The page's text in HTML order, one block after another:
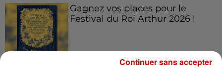
Gagnez vos places pour le
Festival du Roi Arthur 2026 !
Continuer sans accepter